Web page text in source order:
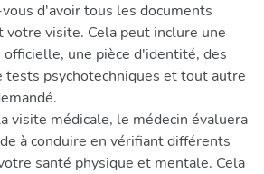
d'avoir tous les documents
votre visite. Cela peut inclure une
officielle, une pièce d'identité, des
tests psychotechniques et tout autre
visite médicale, le médecin évaluera
à conduire en vérifiant différents
santé physique et mentale. Cela